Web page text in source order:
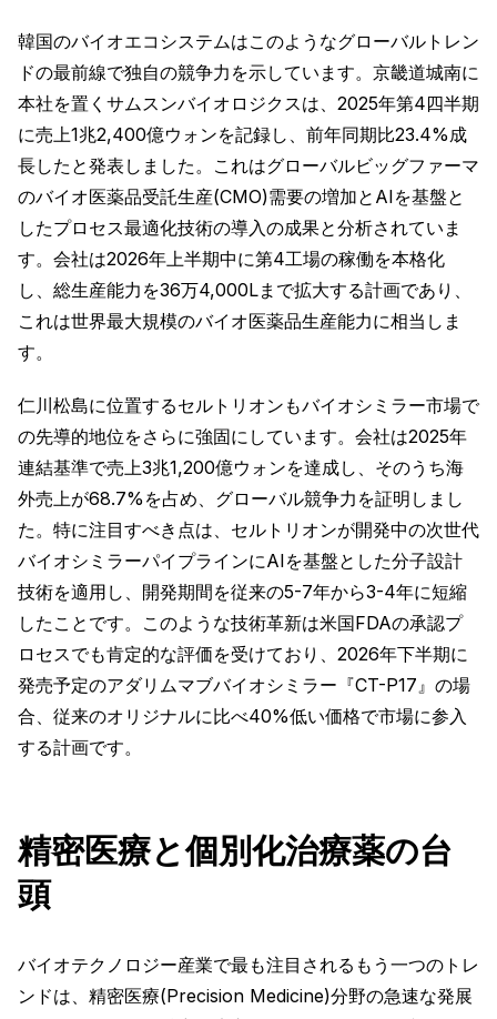
韓国のバイオエコシステムはこのようなグローバルトレン
ドの最前線で独自の競争力を示しています。京畿道城南に
本社を置くサムスンバイオロジクスは、2025年第4四半期
に売上1兆2,400億ウォンを記録し、前年同期比23.4%成
長したと発表しました。これはグローバルビッグファーマ
のバイオ医薬品受託生産(CMO)需要の増加とAIを基盤と
したプロセス最適化技術の導入の成果と分析されていま
す。会社は2026年上半期中に第4工場の稼働を本格化
し、総生産能力を36万4,000Lまで拡大する計画であり、
これは世界最大規模のバイオ医薬品生産能力に相当しま
す。
仁川松島に位置するセルトリオンもバイオシミラー市場で
の先導的地位をさらに強固にしています。会社は2025年
連結基準で売上3兆1,200億ウォンを達成し、そのうち海
外売上が68.7%を占め、グローバル競争力を証明しまし
た。特に注目すべき点は、セルトリオンが開発中の次世代
バイオシミラーパイプラインにAIを基盤とした分子設計
技術を適用し、開発期間を従来の5-7年から3-4年に短縮
したことです。このような技術革新は米国FDAの承認プ
ロセスでも肯定的な評価を受けており、2026年下半期に
発売予定のアダリムマブバイオシミラー『CT-P17』の場
合、従来のオリジナルに比べ40%低い価格で市場に参入
する計画です。
精密医療と個別化治療薬の台
頭
バイオテクノロジー産業で最も注目されるもう一つのトレ
ンドは、精密医療(Precision Medicine)分野の急速な発展